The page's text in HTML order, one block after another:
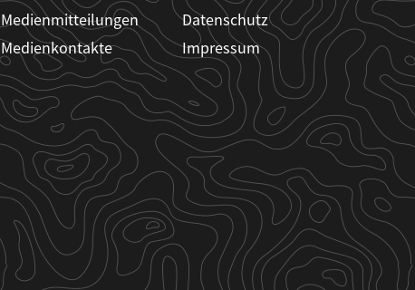
Medienmitteilungen
Medienkontakte
Datenschutz
Impressum